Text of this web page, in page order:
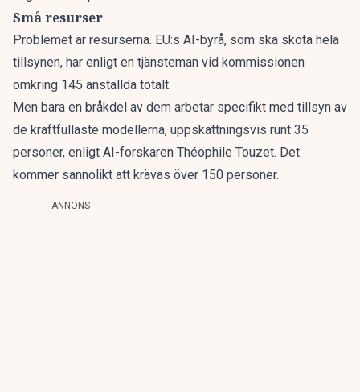
Små resurser
Problemet är resurserna. EU:s AI-byrå, som ska sköta hela
tillsynen, har enligt en tjänsteman vid kommissionen
omkring 145 anställda totalt.
Men bara en bråkdel av dem arbetar specifikt med tillsyn av
de kraftfullaste modellerna, uppskattningsvis runt 35
personer, enligt AI-forskaren Théophile Touzet. Det
kommer sannolikt att krävas över 150 personer.
ANNONS